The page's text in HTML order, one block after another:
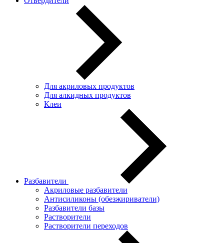
Для акриловых продуктов
Для алкидных продуктов
Клеи
Разбавители
Акриловые разбавители
Антисиликоны (обезжириватели)
Разбавители базы
Растворители
Растворители переходов